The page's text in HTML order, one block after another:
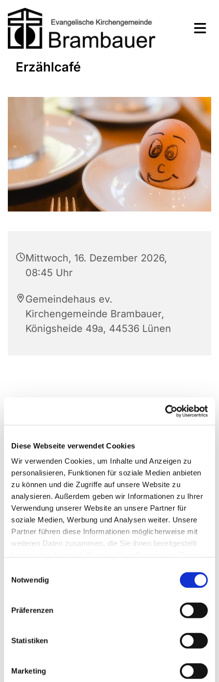
Diese Webseite verwendet Cookies
Wir verwenden Cookies, um Inhalte und Anzeigen zu
personalisieren, Funktionen für soziale Medien anbieten
zu können und die Zugriffe auf unsere Website zu
analysieren. Außerdem geben wir Informationen zu Ihrer
Verwendung unserer Website an unsere Partner für
soziale Medien, Werbung und Analysen weiter. Unsere
Partner führen diese Informationen möglicherweise mit
weiteren Daten zusammen, die Sie ihnen bereitgestellt
Notwendig
Präferenzen
Statistiken
Marketing
Erzählcafé
Mittwoch, 16. Dezember 2026,
08:45 Uhr
Gemeindehaus ev.
Kirchengemeinde Brambauer,
Königsheide 49a, 44536 Lünen
Dies könnte Sie auch